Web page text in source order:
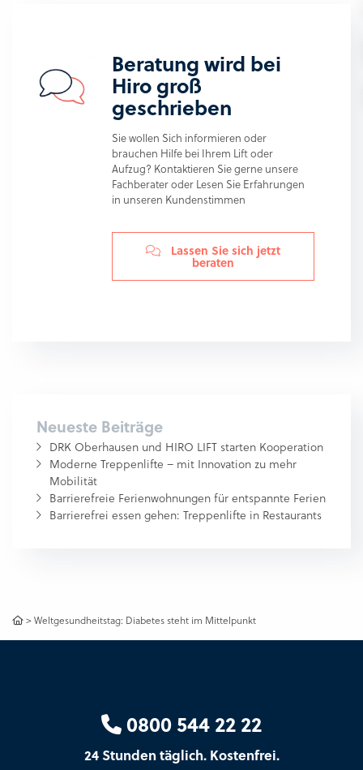
Beratung wird bei
Hiro groß
geschrieben
Sie wollen Sich informieren oder
brauchen Hilfe bei Ihrem Lift oder
Aufzug? Kontaktieren Sie gerne unsere
Fachberater oder Lesen Sie Erfahrungen
in unseren Kundenstimmen
Lassen Sie sich jetzt
beraten
Neueste Beiträge
DRK Oberhausen und HIRO LIFT starten Kooperation
Moderne Treppenlifte – mit Innovation zu mehr
Mobilität
Barrierefreie Ferienwohnungen für entspannte Ferien
Barrierefrei essen gehen: Treppenlifte in Restaurants
>Weltgesundheitstag: Diabetes steht im Mittelpunkt
0800 544 22 22
24 Stunden täglich. Kostenfrei.